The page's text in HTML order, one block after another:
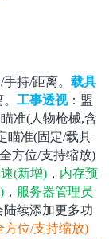
持/距离。 载具
工事透视：盟
准(人物枪械,含
瞄准(固定/载具
方位/支持缩放)
(新增) ， 内存预
， 服务器管理员
陆续添加更多功
方位/支持缩放)